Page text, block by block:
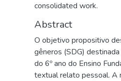
consolidated work.
Abstract
O objetivo propositivo
gêneros (SDG)
do 6º ano do Ensino
textual relato pessoal. A